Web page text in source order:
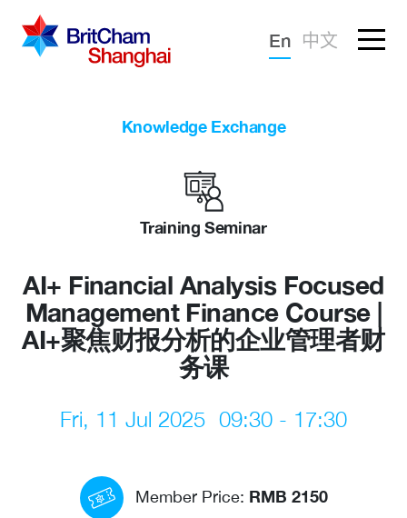
Forgotten password?
Sign in
Advocacy
Knowledge
Community
Events calendar
The Paper Trail
En 中文
Knowledge Exchange
Training Seminar
AI+ Financial Analysis Focused
Management Finance Course |
AI+聚焦财报分析的企业管理者财
务课
Fri, 11 Jul 2025 09:30 - 17:30
Member Price: RMB 2150